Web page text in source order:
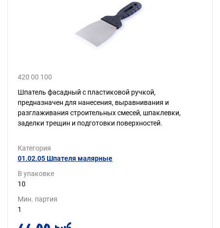
420 00 100
Шпатель фасадный с пластиковой ручкой,
предназначен для нанесения, выравнивания и
разглаживания строительных смесей, шпаклевки,
заделки трещин и подготовки поверхностей.
Категория
01.02.05 Шпателя малярные
В упаковке
10
Мин. партия
1